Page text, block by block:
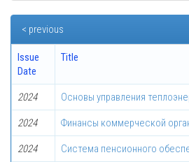
< previous
Issue
Date
Title
2024 Основы управления
2024 Финансы коммерческой
2024 Система пенсионного